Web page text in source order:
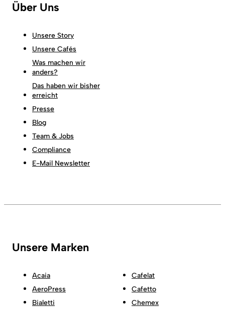
Über Uns
Unsere Story
Unsere Cafés
Was machen wir
anders?
Das haben wir bisher
erreicht
Presse
Blog
Team & Jobs
Compliance
E-Mail Newsletter
Unsere Marken
Acaia
AeroPress
Bialetti
Cafelat
Cafetto
Chemex